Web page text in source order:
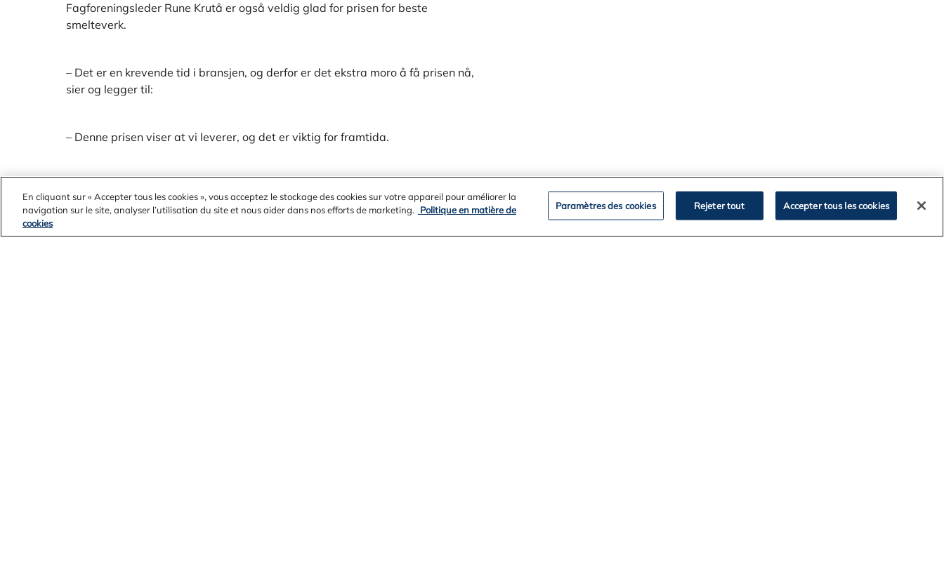
Fagforeningsleder Rune Krutå er også veldig glad for prisen for beste
smelteverk.
– Det er en krevende tid i bransjen, og derfor er det ekstra moro å få prisen nå,
sier og legger til:
– Denne prisen viser at vi leverer, og det er viktig for framtida.
En cliquant sur « Accepter tous les cookies », vous acceptez le stockage des cookies sur votre appareil pour améliorer la
navigation sur le site, analyser l’utilisation du site et nous aider dans nos efforts de marketing.
Politique en matière de
cookies
Paramètres des cookies Rejeter tout Accepter tous les cookies